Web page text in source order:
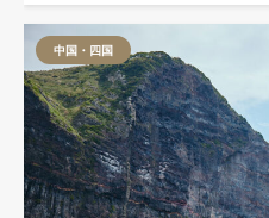
中国・四国